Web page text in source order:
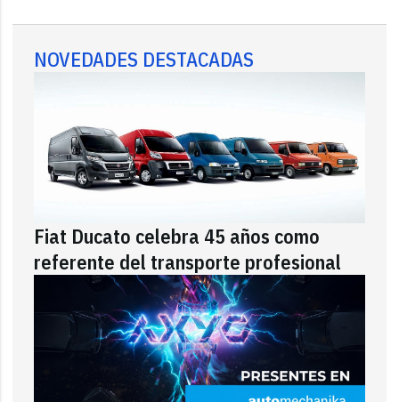
NOVEDADES DESTACADAS
Fiat Ducato celebra 45 años como
referente del transporte profesional